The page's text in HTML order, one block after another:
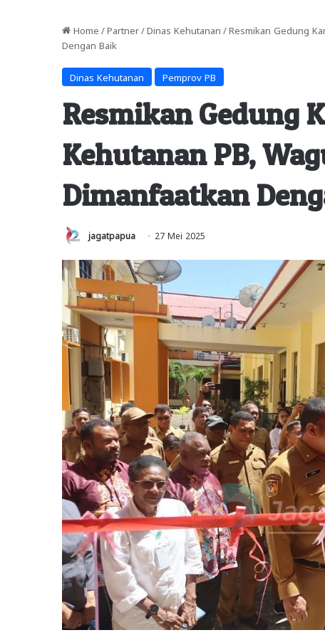
Home / Partner / Dinas Kehutanan / Resmikan Gedung
Dengan Baik
Dinas Kehutanan Pemprov PB
Resmikan Gedung
Kehutanan PB,
Dimanfaatkan
jagatpapua 27 Mei 2025